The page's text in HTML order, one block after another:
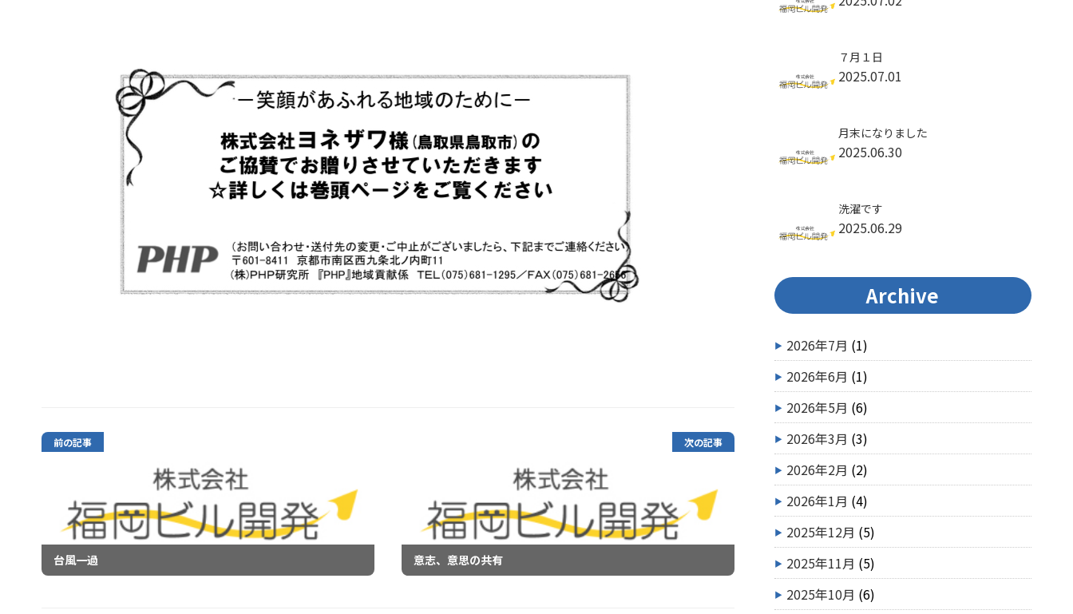
前の記事
台風一過
次の記事
意志、意思の共有
７月１日
2025.07.01
月末になりました
2025.06.30
洗濯です
2025.06.29
Archive
2026年7月 (1)
2026年6月 (1)
2026年5月 (6)
2026年3月 (3)
2026年2月 (2)
2026年1月 (4)
2025年12月 (5)
2025年11月 (5)
2025年10月 (6)